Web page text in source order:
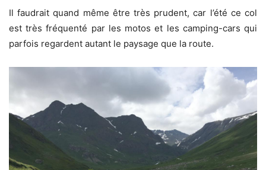
Il faudrait quand même être très prudent, car l’été ce col
est très fréquenté par les motos et les camping-cars qui
parfois regardent autant le paysage que la route.